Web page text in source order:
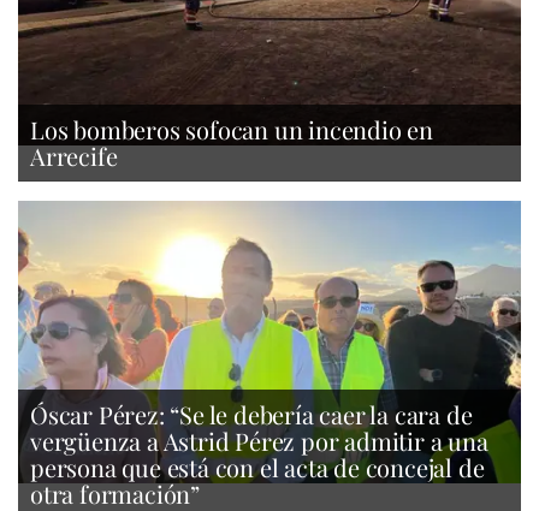
Los bomberos sofocan un incendio en
Arrecife
Óscar Pérez: “Se le debería caer la cara de
vergüenza a Astrid Pérez por admitir a una
persona que está con el acta de concejal de
otra formación”